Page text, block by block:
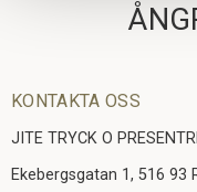
KONTAKTA OSS
JITE TRYCK O
Ekebergsgatan 1, 516 93